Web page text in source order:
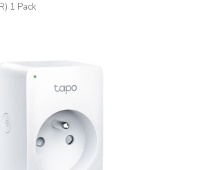
1 Pack